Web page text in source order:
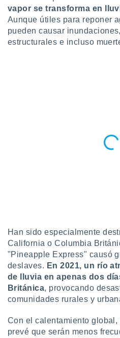
perfiles
utilizar
con el
e
mediante
publicidad
publicidad
vapor se transforma en
Aunque útiles para reponer
pueden causar
estructurales e incluso
Han sido especialmente
California o Columbia
"Pineapple Express" causó
deslaves. En 2021, un río
de lluvia en apenas dos
Británica, provocando
comunidades rurales y
Con el calentamiento global,
prevé que serán menos